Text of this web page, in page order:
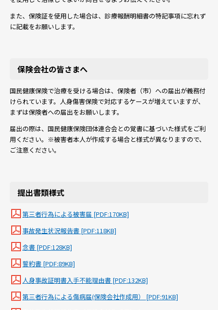
また、保険証を使用した場合は、診療報酬明細書の特記事項に忘れず
に記載をお願いします。
保険会社の皆さまへ
国民健康保険で治療を受ける場合は、保険者（市）への届出が義務付
けられています。人身傷害保険で対応するケースが増えていますが、
まずは保険者への届出をお願いします。
届出の際は、国民健康保険団体連合会との覚書に基づいた様式をご利
用ください。※被害者本人が作成する場合と様式が異なりますので、
ご注意ください。
提出書類様式
第三者行為による被害届 [PDF:170KB]
事故発生状況報告書 [PDF:118KB]
念書 [PDF:128KB]
誓約書 [PDF:89KB]
人身事故証明書入手不能理由書 [PDF:132KB]
第三者行為による傷病届(保険会社作成用） [PDF:91KB]